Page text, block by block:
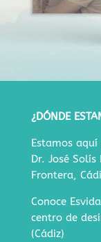
¿DÓNDE
Estamos
Dr. José
Frontera,
Conoce
centro de
(Cádiz)